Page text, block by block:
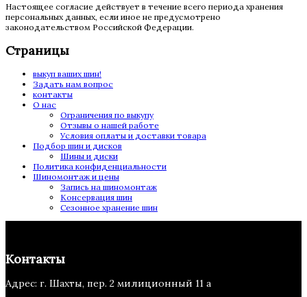
Настоящее согласие действует в течение всего периода хранения
персональных данных, если иное не предусмотрено
законодательством Российской Федерации.
Страницы
выкуп ваших шин!
Задать нам вопрос
контакты
О нас
Ограничения по выкупу
Отзывы о нашей работе
Условия оплаты и доставки товара
Подбор шин и дисков
Шины и диски
Политика конфиденциальности
Шиномонтаж и цены
Запись на шиномонтаж
Консервация шин
Сезонное хранение шин
Контакты
Адрес: г. Шахты, пер. 2 милиционный 11 а